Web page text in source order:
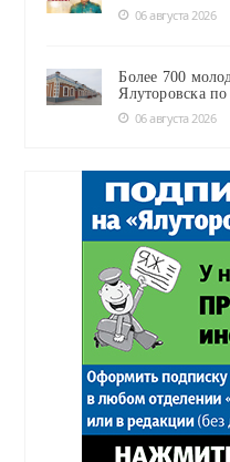
06 августа 2026
Более 700
Ялуторовска
06 августа 2026